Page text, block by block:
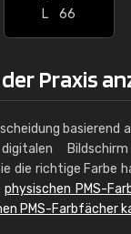
L
66
der Praxis
basierend
die richtige Farbe
physischen PMS-
PMS-Farbfächer